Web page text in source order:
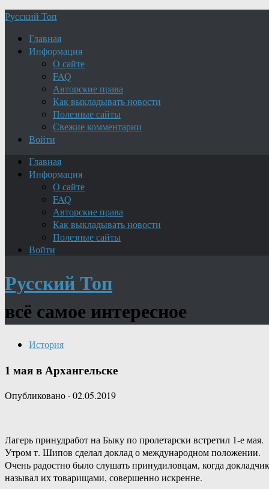
Русский Топ
Главная
Информация
О сайте
FAQ
Авторские права
Как выкладывать новости
Полезные сайты
Свежие комментарии
Войти
Главная
Информация
О сайте
FAQ
Авторские права
Как выкладывать новости
Полезные сайты
Войти
Русский Топ
всё самое интересное
История
1 мая в Архангельске
Опубликовано · 02.05.2019
Лагерь принудработ на Быку по пролетарски встретил 1-е мая.
Утром т. Шипов сделал доклад о международном положении.
Очень радостно было слушать принудиловцам, когда докладчик
называл их товарищами, совершенно искренне.